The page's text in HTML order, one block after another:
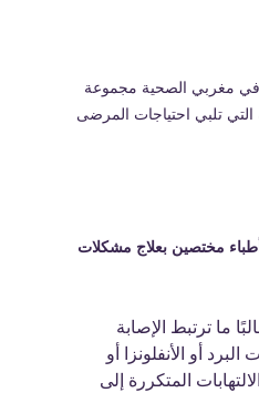
في مغربي الصحية مجموعة
تلبي احتياجات المرضى
مختصين بعلاج مشكلات
ما ترتبط الإصابة
البرد أو الأنفلونزا أو
المتكررة إلى